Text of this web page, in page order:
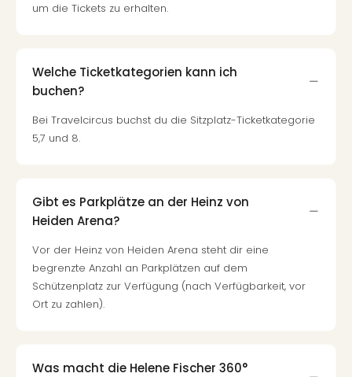
um die Tickets zu erhalten.
Welche Ticketkategorien kann ich
buchen?
Bei Travelcircus buchst du die Sitzplatz-Ticketkategorie
5,7 und 8.
Gibt es Parkplätze an der Heinz von
Heiden Arena?
Vor der Heinz von Heiden Arena steht dir eine
begrenzte Anzahl an Parkplätzen auf dem
Schützenplatz zur Verfügung (nach Verfügbarkeit, vor
Ort zu zahlen).
Was macht die Helene Fischer 360°